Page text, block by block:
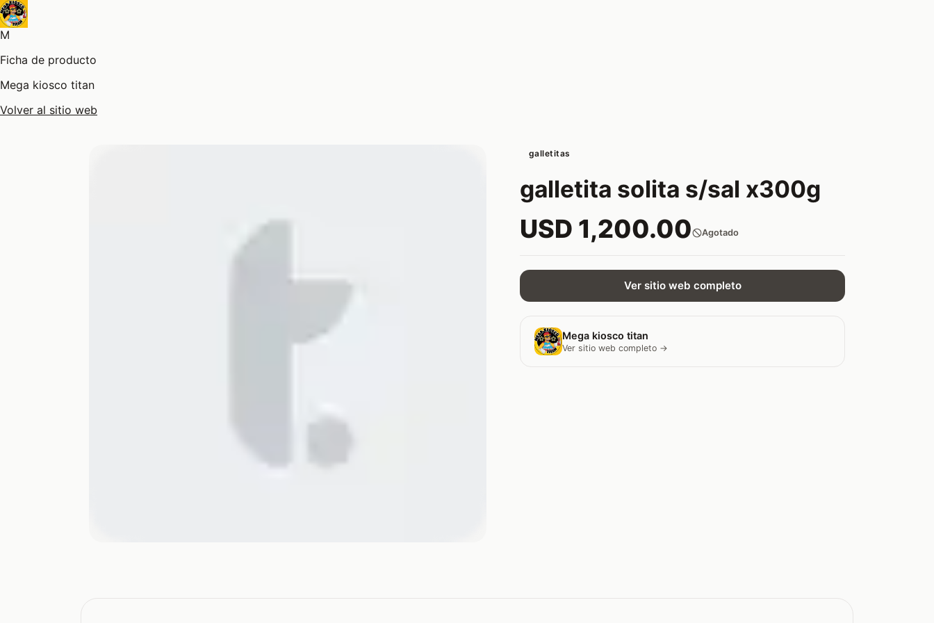
M
Ficha de producto
Mega kiosco titan
Volver al sitio web
galletitas
galletita solita s/sal x300g
USD 1,200.00 Agotado
Ver sitio web completo
Mega kiosco titan
Ver sitio web completo →